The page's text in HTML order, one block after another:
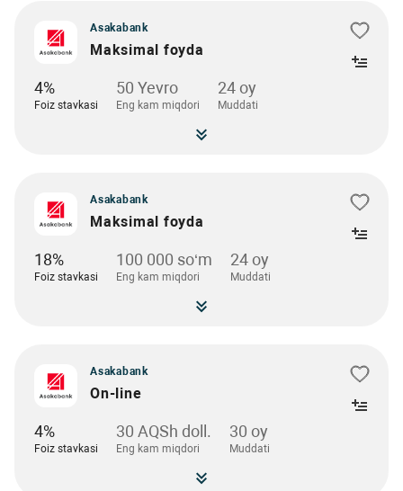
Asakabank
Maksimal foyda
4%
Foiz stavkasi
50 Yevro
Eng kam miqdori
24 oy
Muddati
Asakabank
Maksimal foyda
18%
Foiz stavkasi
100 000 so‘m
Eng kam miqdori
24 oy
Muddati
Asakabank
On-line
4%
Foiz stavkasi
30 AQSh doll.
Eng kam miqdori
30 oy
Muddati